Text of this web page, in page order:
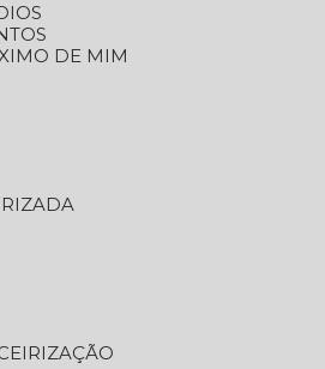
DE MIM